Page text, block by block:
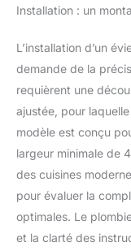
Installation : un
L’installation d’un
demande de la
requièrent une
ajustée, pour
modèle est conçu
largeur minimale de
des cuisines
pour évaluer la
optimales. Le
et la clarté des